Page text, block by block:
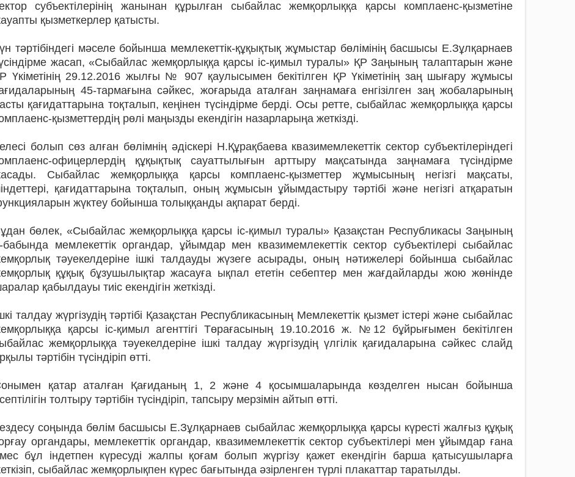
субъектілерінің жанынан құрылған сыбайлас жемқорлыққа қарсы комплаенс-қызметіне
қызметкерлер қатысты.
тәртібіндегі мәселе бойынша мемлекеттік-құқықтық жұмыстар бөлімінің басшысы Е.Зұлқарнаев
жасап, «Сыбайлас жемқорлыққа қарсы іс-қимыл туралы» ҚР Заңының талаптарын және
Үкіметінің 29.12.2016 жылғы № 907 қаулысымен бекітілген ҚР Үкіметінің заң шығару жұмысы
45-тармағына сәйкес, жоғарыда аталған заңнамаға енгізілген заң жобаларының
қағидаттарына тоқталып, кеңінен түсіндірме берді. Осы ретте, сыбайлас жемқорлыққа қарсы
қызметтердің рөлі маңызды екендігін назарларыңа жеткізді.
болып сөз алған бөлімнің әдіскері Н.Құрақбаева квазимемлекеттік сектор субъектілеріндегі
офицерлердің құқықтық сауаттылығын арттыру мақсатында заңнамаға түсіндірме
Сыбайлас жемқорлыққа қарсы комплаенс-қызметтер жұмысының негізгі мақсаты,
қағидаттарына тоқталып, оның жұмысын ұйымдастыру тәртібі және негізгі атқаратын
жүктеу бойынша толыққанды ақпарат берді.
бөлек, «Сыбайлас жемқорлыққа қарсы іс-қимыл туралы» Қазақстан Республикасы Заңының
бабында мемлекеттік органдар, ұйымдар мен квазимемлекеттік сектор субъектілері сыбайлас
тәуекелдеріне ішкі талдауды жүзеге асырады, оның нәтижелері бойынша сыбайлас
құқық бұзушылықтар жасауға ықпал ететін себептер мен жағдайларды жою жөнінде
қабылдауы тиіс екендігін жеткізді.
талдау жүргізудің тәртібі Қазақстан Республикасының Мемлекеттік қызмет істері және сыбайлас
қарсы іс-қимыл агенттігі Төрағасының 19.10.2016 ж. №12 бұйрығымен бекітілген
жемқорлыққа тәуекелдеріне ішкі талдау жүргізудің үлгілік қағидаларына сәйкес слайд
тәртібін түсіндіріп өтті.
қатар аталған Қағиданың 1, 2 және 4 қосымшаларында көзделген нысан бойынша
толтыру тәртібін түсіндіріп, тапсыру мерзімін айтып өтті.
соңында бөлім басшысы Е.Зұлқарнаев сыбайлас жемқорлыққа қарсы күресті жалғыз құқық
органдары, мемлекеттік органдар, квазимемлекеттік сектор субъектілері мен ұйымдар ғана
бұл індетпен күресуді жалпы қоғам болып жүргізу қажет екендігін барша қатысушыларға
сыбайлас жемқорлықпен күрес бағытында әзірленген түрлі плакаттар таратылды.